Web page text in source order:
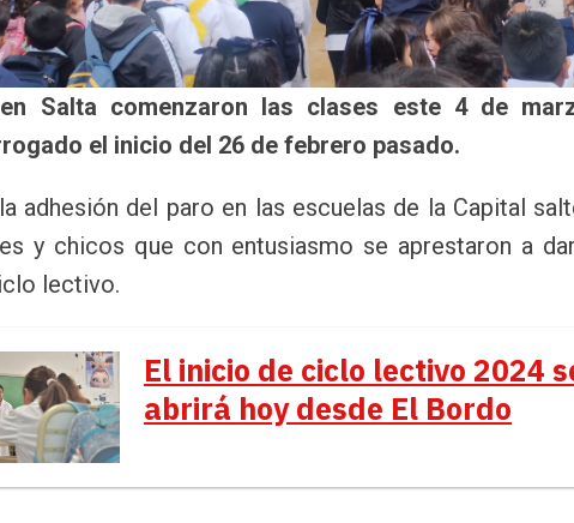
en Salta comenzaron las clases este 4 de
el inicio del 26 de febrero pasado.
adhesión del paro en las escuelas de la Capital
y chicos que con entusiasmo se aprestaron a
lectivo.
El inicio de ciclo lectivo 2024
abrirá hoy desde El Bordo